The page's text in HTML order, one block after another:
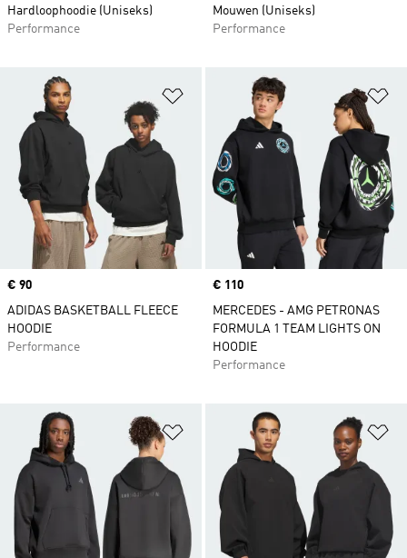
Hardloophoodie (Uniseks)
Performance
Mouwen (Uniseks)
Performance
Op verlanglijst zetten
Price
€ 90
ADIDAS BASKETBALL FLEECE
HOODIE
Performance
Price
€ 110
MERCEDES - AMG PETRONAS
FORMULA 1 TEAM LIGHTS ON
HOODIE
Performance
Op verlanglijst zetten